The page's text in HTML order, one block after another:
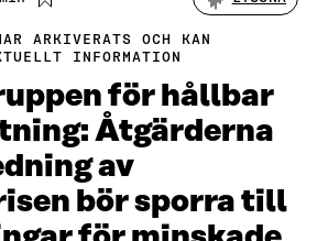
ARKIVERATS OCH KAN
INFORMATION
för hållbar
Åtgärderna
av
bör sporra till